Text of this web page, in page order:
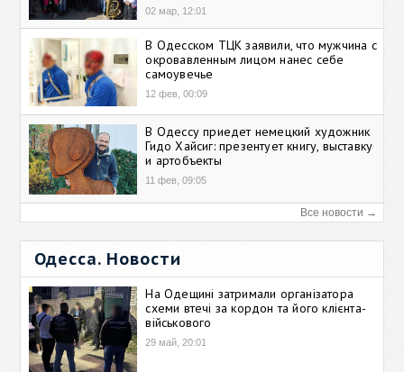
02 мар, 12:01
В Одесском ТЦК заявили, что мужчина с
окровавленным лицом нанес себе
самоувечье
12 фев, 00:09
В Одессу приедет немецкий художник
Гидо Хайсиг: презентует книгу, выставку
и артобъекты
11 фев, 09:05
Все новости →
Одесса. Новости
На Одещині затримали організатора
схеми втечі за кордон та його клієнта-
військового
29 май, 20:01